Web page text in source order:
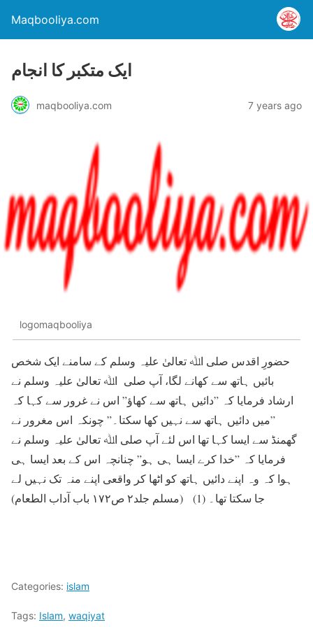
Maqbooliya.com
ایک متکبر کا انجام
maqbooliya.com 7 years ago
logomaqbooliya
حضورِ اقدس صلی اﷲ تعالیٰ علیہ وسلم کے سامنے ایک شخص
بائیں ہاتھ سے کھانے لگا، آپ صلی اﷲ تعالیٰ علیہ وسلم نے
ارشاد فرمایا کہ ”دائیں ہاتھ سے کھاؤ” اس نے غرور سے کہا کہ
”میں دائیں ہاتھ سے نہیں کھا سکتا۔” چونکہ اس مغرور نے
گھمنڈ سے ایسا کہا تھا اس لئے آپ صلی اﷲ تعالیٰ علیہ وسلم نے
فرمایا کہ ”خدا کرے ایسا ہی ہو” چنانچہ اس کے بعد ایسا ہی
ہوا کہ وہ اپنے دائیں ہاتھ کو اٹھا کر واقعی اپنے منہ تک نہیں لے
جا سکتا تھا۔ (1) (مسلم جلد۲ ص۱۷۲ باب آداب الطعام)
Categories: islam
Tags: Islam, waqiyat